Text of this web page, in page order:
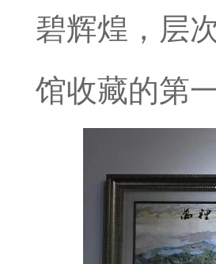
碧辉煌，层
馆收藏的第